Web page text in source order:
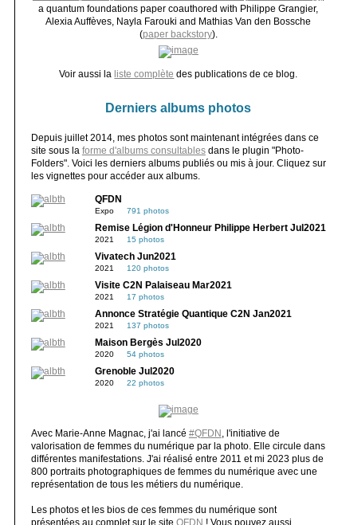
a quantum foundations paper coauthored with Philippe Grangier,
Alexia Auffèves, Nayla Farouki and Mathias Van den Bossche
(paper backstory).
Voir aussi la liste complète des publications de ce blog.
Derniers albums photos
Depuis juillet 2014, mes photos sont maintenant intégrées dans ce
site sous la forme d'albums consultablesdans le plugin "Photo-
Folders". Voici les derniers albums publiés ou mis à jour. Cliquez sur
les vignettes pour accéder aux albums.
QFDN
Expo 791 photos
Remise Légion d'Honneur Philippe Herbert Jul2021
2021 15 photos
Vivatech Jun2021
2021 120 photos
Visite C2N Palaiseau Mar2021
2021 17 photos
Annonce Stratégie Quantique C2N Jan2021
2021 137 photos
Maison Bergès Jul2020
2020 54 photos
Grenoble Jul2020
2020 22 photos
Avec Marie-Anne Magnac, j'ai lancé #QFDN
, l'initiative de
valorisation de femmes du numérique par la photo. Elle circule dans
différentes manifestations. J'ai réalisé entre 2011 et mi 2023 plus de
800 portraits photographiques de femmes du numérique avec une
représentation de tous les métiers du numérique.
Les photos et les bios de ces femmes du numérique sont
présentées au complet sur le site QFDN ! Vous pouvez aussi